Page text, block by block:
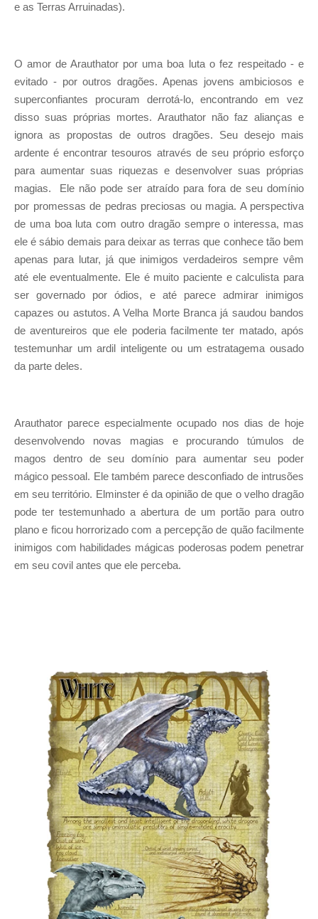
e as Terras Arruinadas).
O amor de Arauthator por uma boa luta o fez respeitado - e
evitado - por outros dragões. Apenas jovens ambiciosos e
superconfiantes procuram derrotá-lo, encontrando em vez
disso suas próprias mortes. Arauthator não faz alianças e
ignora as propostas de outros dragões. Seu desejo mais
ardente é encontrar tesouros através de seu próprio esforço
para aumentar suas riquezas e desenvolver suas próprias
magias.
Ele não pode ser atraído para fora de seu domínio
por promessas de pedras preciosas ou magia. A perspectiva
de uma boa luta com outro dragão sempre o interessa, mas
ele é sábio demais para deixar as terras que conhece tão bem
apenas para lutar, já que inimigos verdadeiros sempre vêm
até ele eventualmente. Ele é muito paciente e calculista para
ser governado por ódios, e até parece admirar inimigos
capazes ou astutos. A Velha Morte Branca já saudou bandos
de aventureiros que ele poderia facilmente ter matado, após
testemunhar um ardil inteligente ou um estratagema ousado
da parte deles.
Arauthator parece especialmente ocupado nos dias de hoje
desenvolvendo novas magias e procurando túmulos de
magos dentro de seu domínio para aumentar seu poder
mágico pessoal. Ele também parece desconfiado de intrusões
em seu território. Elminster é da opinião de que o velho dragão
pode ter testemunhado a abertura de um portão para outro
plano e ficou horrorizado com a percepção de quão facilmente
inimigos com habilidades mágicas poderosas podem penetrar
em seu covil antes que ele perceba.